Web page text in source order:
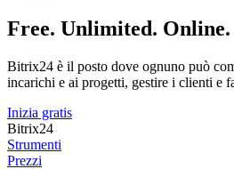
Free. Unlimited. Online.
Bitrix24 è il posto dove ognuno può
incarichi e ai progetti, gestire i clienti e
Inizia gratis
Bitrix24
Strumenti
Prezzi